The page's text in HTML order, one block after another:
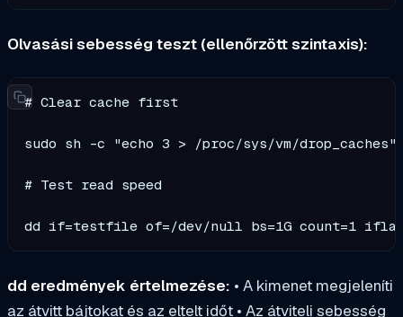
Olvasási sebesség teszt (ellenőrzött szintaxis):
# Clear cache first
sudo sh -c "echo 3 > /proc/sys/vm/drop_caches"
# Test read speed
dd if=testfile of=/dev/null bs=1G count=1
dd eredmények értelmezése: • A kimenet megjeleníti
az átvitt bájtokat és az eltelt időt • Az átviteli sebesség